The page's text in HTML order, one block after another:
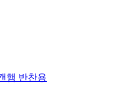
햄 반찬용